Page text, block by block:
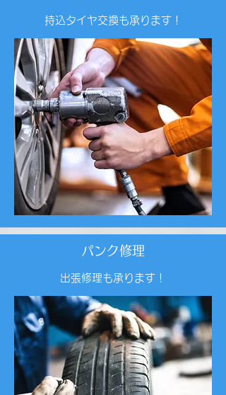
持込タイヤ交換も承ります！
パンク修理
出張修理も承ります！